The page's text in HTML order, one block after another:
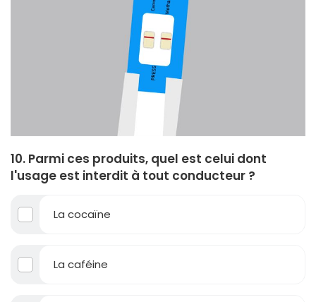
10. Parmi ces produits, quel est celui dont
l'usage est interdit à tout conducteur ?
La cocaïne
La caféine